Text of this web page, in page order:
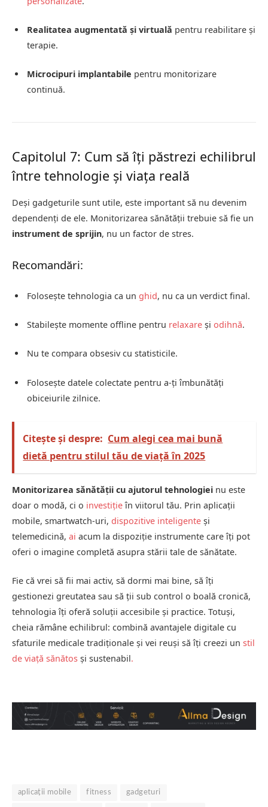
Realitatea augmentată și virtuală pentru reabilitare și
terapie.
Microcipuri implantabile pentru monitorizare
continuă.
Capitolul 7: Cum să îți păstrezi echilibrul
între tehnologie și viața reală
Deși gadgeturile sunt utile, este important să nu devenim
dependenți de ele. Monitorizarea sănătății trebuie să fie un
instrument de sprijin, nu un factor de stres.
Recomandări:
Folosește tehnologia ca un ghid, nu ca un verdict final.
Stabilește momente offline pentru relaxare și odihnă.
Nu te compara obsesiv cu statisticile.
Folosește datele colectate pentru a-ți îmbunătăți
obiceiurile zilnice.
Citește și despre: Cum alegi cea mai bună
dietă pentru stilul tău de viață în 2025
Monitorizarea sănătății cu ajutorul tehnologiei nu este
doar o modă, ci o investițieîn viitorul tău. Prin aplicații
mobile, smartwatch-uri, dispozitive inteligente și
telemedicină, ai acum la dispoziție instrumente care îți pot
oferi o imagine completă asupra stării tale de sănătate.
Fie că vrei să fii mai activ, să dormi mai bine, să îți
gestionezi greutatea sau să ții sub control o boală cronică,
tehnologia îți oferă soluții accesibile și practice. Totuși,
cheia rămâne echilibrul: combină avantajele digitale cu
sfaturile medicale tradiționale și vei reuși să îți creezi un stil
de viață sănătos și sustenabil.
aplicații mobile fitness gadgeturi